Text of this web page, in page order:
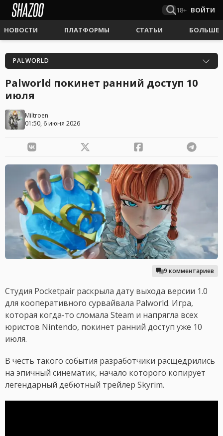
18+ ВОЙТИ
НОВОСТИ ПЛАТФОРМЫ СТАТЬИ БОЛЬШЕ
PALWORLD
Palworld покинет ранний доступ 10
июля
Miltroen
01:50, 6 июня 2026
9 комментариев
Студия Pocketpair раскрыла дату выхода версии 1.0
для кооперативного сурвайвала Palworld. Игра,
которая когда-то сломала Steam и напрягла всех
юристов Nintendo, покинет ранний доступ уже 10
июля.
В честь такого события разработчики расщедрились
на эпичный синематик, начало которого копирует
легендарный дебютный трейлер Skyrim.